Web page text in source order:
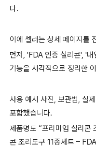
다.
이에 셀러는 상세 페이지를
먼저, 'FDA 인증 실리콘', '
기능을 시각적으로 정리한
사용 예시 사진, 보관법, 실
포함했습니다.
제품명도 “프리미엄 실리콘
콘 조리도구 11종세트 –